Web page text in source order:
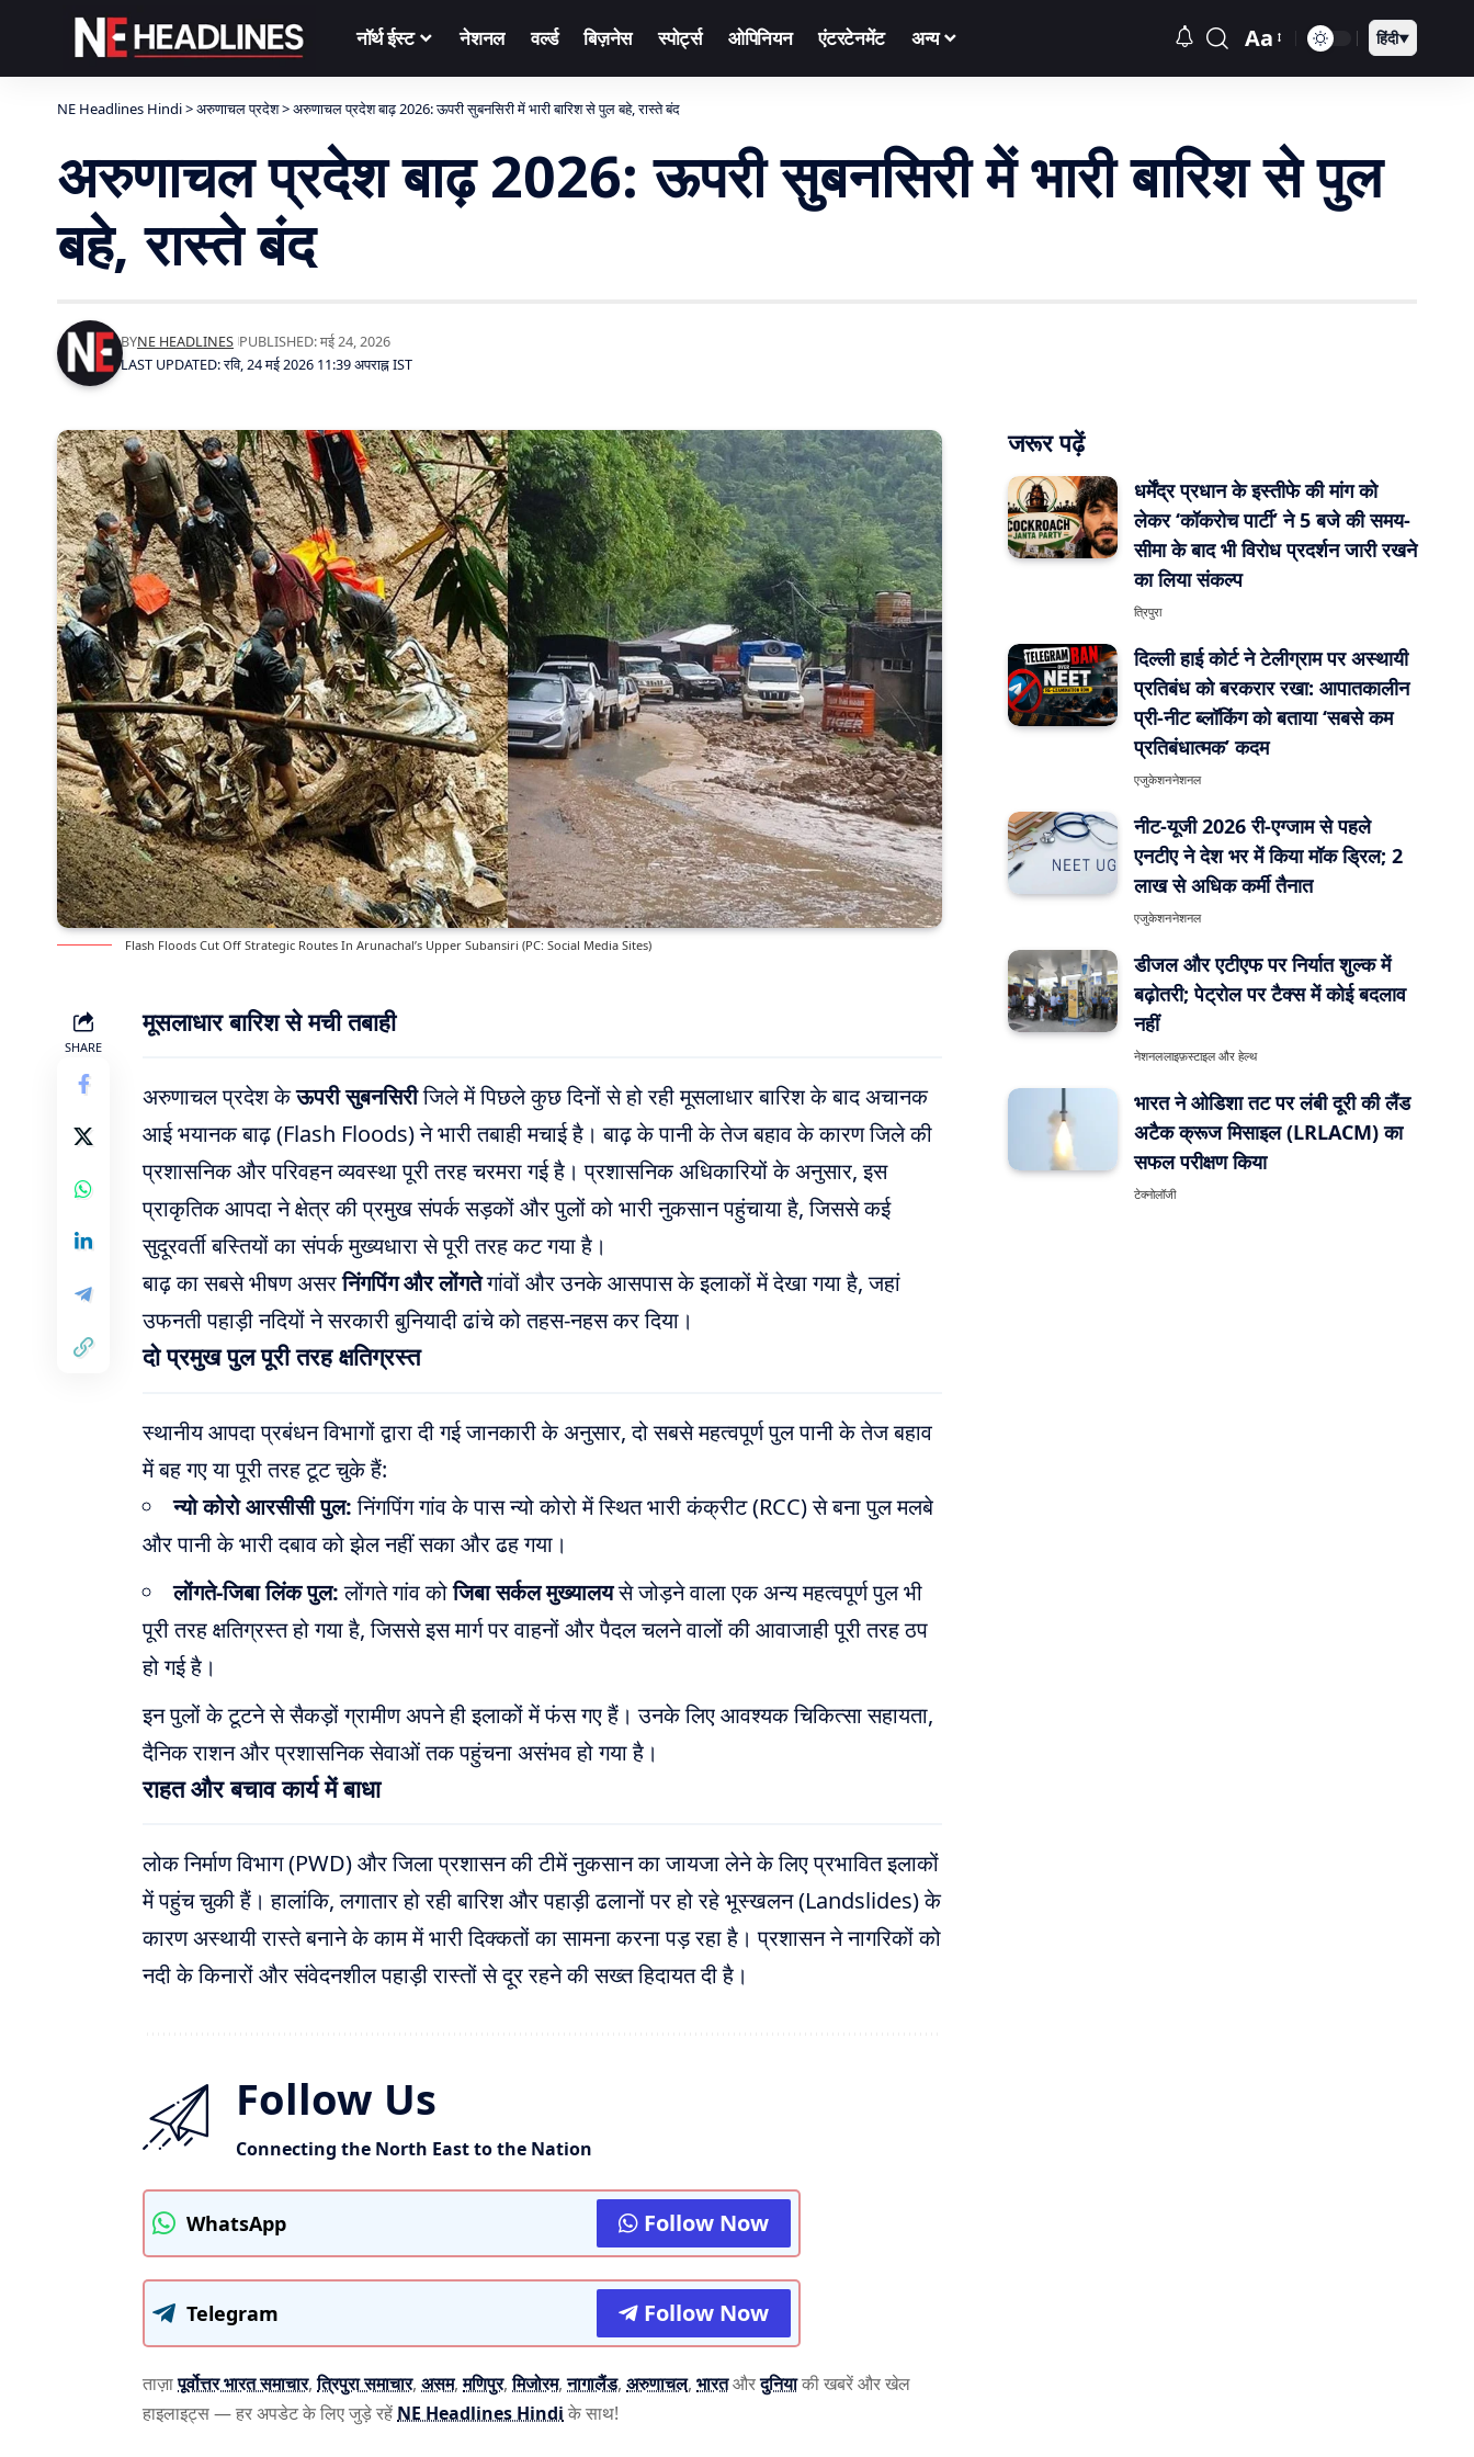
नॉर्थ ईस्ट नेशनल वर्ल्ड बिज़नेस स्पोर्ट्स ओपिनियन एंटरटेनमेंट अन्य Aa हिंदी▼
NE Headlines Hindi>अरुणाचल प्रदेश>अरुणाचल प्रदेश बाढ़ 2026: ऊपरी सुबनसिरी में भारी बारिश से पुल बहे, रास्ते बंद
अरुणाचल प्रदेश बाढ़ 2026: ऊपरी सुबनसिरी में भारी बारिश से पुल
बहे, रास्ते बंद
LAST UPDATED: रवि, 24 मई 2026 11:39 अपराह्न IST
BYNE HEADLINES PUBLISHED: मई 24, 2026
Flash Floods Cut Off Strategic Routes In Arunachal’s Upper Subansiri (PC: Social Media Sites)
SHARE
मूसलाधार बारिश से मची तबाही
अरुणाचल प्रदेश केऊपरी सुबनसिरीजिले में पिछले कुछ दिनों से हो रही मूसलाधार बारिश के बाद अचानक
आई भयानक बाढ़ (Flash Floods) ने भारी तबाही मचाई है। बाढ़ के पानी के तेज बहाव के कारण जिले की
प्रशासनिक और परिवहन व्यवस्था पूरी तरह चरमरा गई है। प्रशासनिक अधिकारियों के अनुसार, इस
प्राकृतिक आपदा ने क्षेत्र की प्रमुख संपर्क सड़कों और पुलों को भारी नुकसान पहुंचाया है, जिससे कई
सुदूरवर्ती बस्तियों का संपर्क मुख्यधारा से पूरी तरह कट गया है।
बाढ़ का सबसे भीषण असरनिंगपिंग और लोंगतेगांवों और उनके आसपास के इलाकों में देखा गया है, जहां
उफनती पहाड़ी नदियों ने सरकारी बुनियादी ढांचे को तहस-नहस कर दिया।
दो प्रमुख पुल पूरी तरह क्षतिग्रस्त
स्थानीय आपदा प्रबंधन विभागों द्वारा दी गई जानकारी के अनुसार, दो सबसे महत्वपूर्ण पुल पानी के तेज बहाव
में बह गए या पूरी तरह टूट चुके हैं:
न्यो कोरो आरसीसी पुल:निंगपिंग गांव के पास न्यो कोरो में स्थित भारी कंक्रीट (RCC) से बना पुल मलबे
और पानी के भारी दबाव को झेल नहीं सका और ढह गया।
लोंगते-जिबा लिंक पुल:लोंगते गांव कोजिबा सर्कल मुख्यालयसे जोड़ने वाला एक अन्य महत्वपूर्ण पुल भी
पूरी तरह क्षतिग्रस्त हो गया है, जिससे इस मार्ग पर वाहनों और पैदल चलने वालों की आवाजाही पूरी तरह ठप
हो गई है।
इन पुलों के टूटने से सैकड़ों ग्रामीण अपने ही इलाकों में फंस गए हैं। उनके लिए आवश्यक चिकित्सा सहायता,
दैनिक राशन और प्रशासनिक सेवाओं तक पहुंचना असंभव हो गया है।
राहत और बचाव कार्य में बाधा
लोक निर्माण विभाग (PWD) और जिला प्रशासन की टीमें नुकसान का जायजा लेने के लिए प्रभावित इलाकों
में पहुंच चुकी हैं। हालांकि, लगातार हो रही बारिश और पहाड़ी ढलानों पर हो रहे भूस्खलन (Landslides) के
कारण अस्थायी रास्ते बनाने के काम में भारी दिक्कतों का सामना करना पड़ रहा है। प्रशासन ने नागरिकों को
नदी के किनारों और संवेदनशील पहाड़ी रास्तों से दूर रहने की सख्त हिदायत दी है।
Follow Us
Connecting the North East to the Nation
WhatsApp Follow Now
Telegram Follow Now
ताज़ापूर्वोत्तर भारत समाचार,त्रिपुरा समाचार, असम,मणिपुर,मिजोरम,नागालैंड, अरुणाचल, भारतऔरदुनियाकी खबरें और खेल
हाइलाइट्स — हर अपडेट के लिए जुड़े रहें NE Headlines Hindi के साथ!
जरूर पढ़ें
धर्मेंद्र प्रधान के इस्तीफे की मांग को
लेकर ‘कॉकरोच पार्टी’ ने 5 बजे की समय-
सीमा के बाद भी विरोध प्रदर्शन जारी रखने
का लिया संकल्प
त्रिपुरा
दिल्ली हाई कोर्ट ने टेलीग्राम पर अस्थायी
प्रतिबंध को बरकरार रखा: आपातकालीन
प्री-नीट ब्लॉकिंग को बताया ‘सबसे कम
प्रतिबंधात्मक’ कदम
एजुकेशननेशनल
नीट-यूजी 2026 री-एग्जाम से पहले
एनटीए ने देश भर में किया मॉक ड्रिल; 2
लाख से अधिक कर्मी तैनात
एजुकेशननेशनल
डीजल और एटीएफ पर निर्यात शुल्क में
बढ़ोतरी; पेट्रोल पर टैक्स में कोई बदलाव
नहीं
नेशनललाइफ़स्टाइल और हेल्थ
भारत ने ओडिशा तट पर लंबी दूरी की लैंड
अटैक क्रूज मिसाइल (LRLACM) का
सफल परीक्षण किया
टेक्नोलॉजी